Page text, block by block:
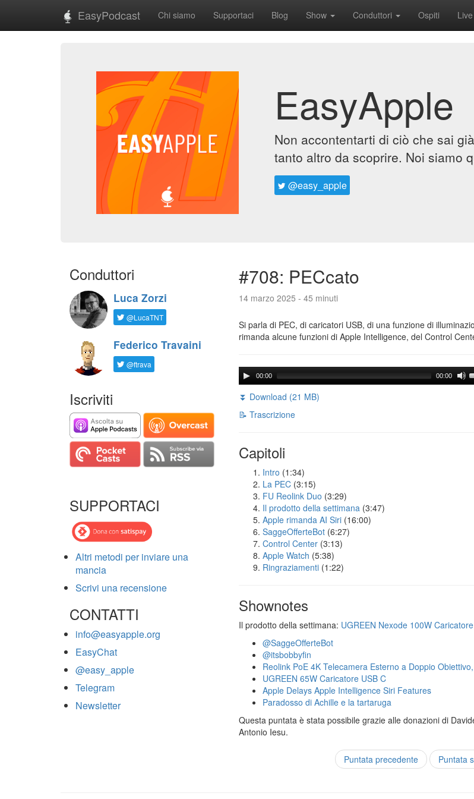
EasyPodcast Chi siamo Supportaci Blog Show Conduttori Ospiti Live
EasyApple
Non accontentarti di ciò che sai
tanto altro da scoprire. Noi siamo
@easy_apple
Conduttori
Luca Zorzi
@LucaTNT
Federico Travaini
@ftrava
Iscriviti
SUPPORTACI
Altri metodi per inviare una
mancia
Scrivi una recensione
CONTATTI
info@easyapple.org
EasyChat
@easy_apple
Telegram
Newsletter
#708: PECcato
14 marzo 2025 - 45 minuti
Si parla di PEC, di caricatori USB, di una funzione di
rimanda alcune funzioni di Apple Intelligence, del Control
00:00 00:00
⏬ Download (21 MB)
📝 Trascrizione
Capitoli
Intro (1:34)
La PEC (3:15)
FU Reolink Duo (3:29)
Il prodotto della settimana (3:47)
Apple rimanda AI Siri (16:00)
SaggeOfferteBot (6:27)
Control Center (3:13)
Apple Watch (5:38)
Ringraziamenti (1:22)
Shownotes
Il prodotto della settimana: UGREEN Nexode 100W
@SaggeOfferteBot
@itsbobbyfin
Reolink PoE 4K Telecamera Esterno a Doppio
UGREEN 65W Caricatore USB C
Apple Delays Apple Intelligence Siri Features
Paradosso di Achille e la tartaruga
Questa puntata è stata possibile grazie alle donazioni di
Antonio Iesu.
Puntata precedente Puntata